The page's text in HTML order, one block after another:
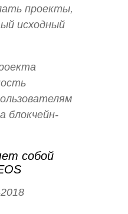
проекты,
исходный
блокчейн-
собой